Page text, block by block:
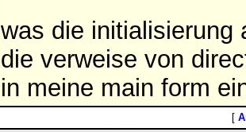
was die initialisierung
die verweise von
in meine main form
[